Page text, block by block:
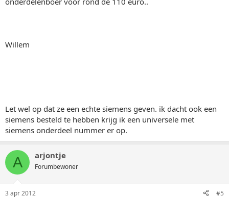
Willem
Let wel op dat ze een echte siemens geven. ik dacht ook een
siemens besteld te hebben krijg ik een universele met
siemens onderdeel nummer er op.
A arjontje
Forumbewoner
3 apr 2012 #5